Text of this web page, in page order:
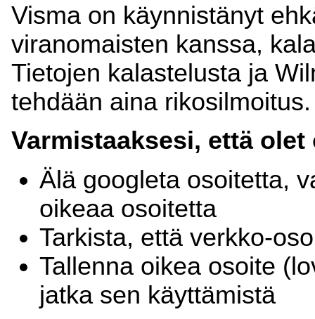
Visma on käynnistänyt
viranomaisten kanssa,
Tietojen kalastelusta ja
tehdään aina rikosilmoitus.
Varmistaaksesi, että
Älä googleta osoitetta,
oikeaa osoitetta
Tarkista, että verkko-
Tallenna oikea osoite
jatka sen käyttämistä